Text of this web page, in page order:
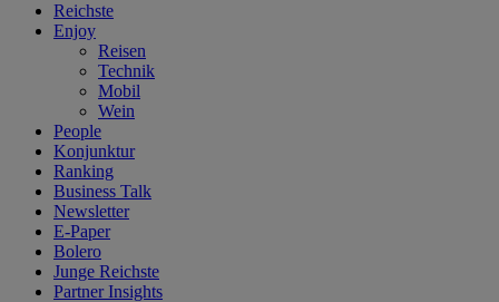
Reichste
Enjoy
Reisen
Technik
Mobil
Wein
People
Konjunktur
Ranking
Business Talk
Newsletter
E-Paper
Bolero
Junge Reichste
Partner Insights